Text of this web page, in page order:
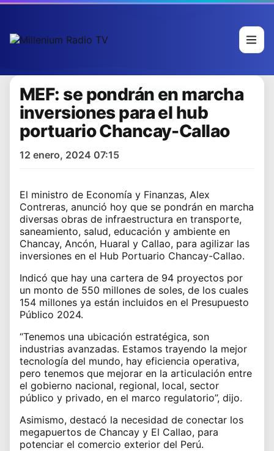
MEF: se pondrán en marcha
inversiones para el hub
portuario Chancay-Callao
12 enero, 2024 07:15
El ministro de Economía y Finanzas, Alex
Contreras, anunció hoy que se pondrán en marcha
diversas obras de infraestructura en transporte,
saneamiento, salud, educación y ambiente en
Chancay, Ancón, Huaral y Callao, para agilizar las
inversiones en el Hub Portuario Chancay-Callao.
Indicó que hay una cartera de 94 proyectos por
un monto de 550 millones de soles, de los cuales
154 millones ya están incluidos en el Presupuesto
Público 2024.
“Tenemos una ubicación estratégica, son
industrias avanzadas. Estamos trayendo la mejor
tecnología del mundo, hay eficiencia operativa,
pero tenemos que mejorar en la articulación entre
el gobierno nacional, regional, local, sector
público y privado, en el marco regulatorio”, dijo.
Asimismo, destacó la necesidad de conectar los
megapuertos de Chancay y El Callao, para
potenciar el comercio exterior del Perú.